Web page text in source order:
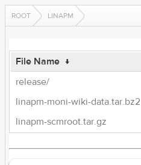
ROOT LINAPM
File Name ↓
release/
linapm-moni-wiki-data.tar.bz2
linapm-scmroot.tar.gz